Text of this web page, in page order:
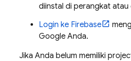
diinstal di perangkat atau
Login ke Firebase
Google Anda.
Jika Anda belum memiliki